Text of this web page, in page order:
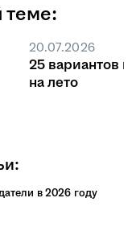
теме:
20.07.2026
25 вариантов
на лето
в 2026 году